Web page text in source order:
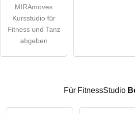
öffentliche Frage stellen
Hinweis:Bitte beachten Sie,
Besucher sichtbar
MIRAmoves
Kursstudio für
Fitness und Tanz
abgeben
Für FitnessStudio